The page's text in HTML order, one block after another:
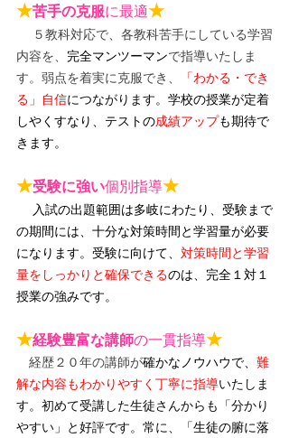
★苦手の克服に最適★
５教科対応で、各教科苦手にしている学習
内容を、 完全マンツーマンで指導いたしま
す。弱点を着実に克服でき、
「わかる・でき
る」自信につながります。 学校の授業が定着
しやくすなり、テストの成績アップも期待で
きます。
★受験に強い個別指導★
入試の出題範囲は多岐にわたり、受験まで
の期間には、十分な対策時間と学習量が必要
になります。受験に向けて、 対策時間と学習
量をしっかりと確保できるのは、完全１対１
授業の強みです。
★経験豊富な講師の一貫指導★
経歴２０年の講師が確かなノウハウで、 難
解な内容もわかりやすく丁寧に指導いたしま
す。初めて受講した生徒さんからも「分かり
やすい」と好評です。常に、「生徒の腑に落